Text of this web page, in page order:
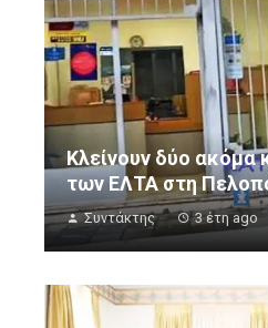
Κλείνουν δύο ακόμα
των ΕΛΤΑ στη
Συντάκτης 3 έτη ago